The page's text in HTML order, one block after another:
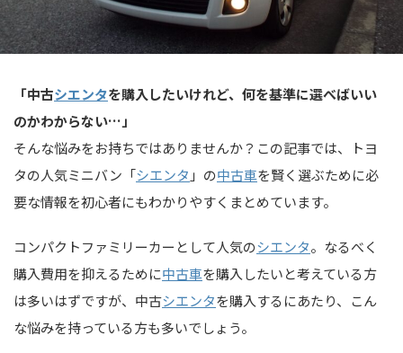
「中古シエンタを購入したいけれど、何を基準に選べばいい
のかわからない…」
そんな悩みをお持ちではありませんか？この記事では、トヨ
タの人気ミニバン「シエンタ 」の中古車を賢く選ぶために必
要な情報を初心者にもわかりやすくまとめています。
コンパクトファミリーカーとして人気のシエンタ。なるべく
購入費用を抑えるために中古車を購入したいと考えている方
は多いはずですが、中古シエンタを購入するにあたり、こん
な悩みを持っている方も多いでしょう。